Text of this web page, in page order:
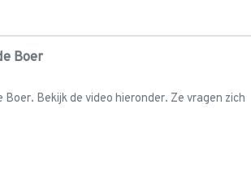
Boer
Bekijk de video hieronder. Ze vragen zich